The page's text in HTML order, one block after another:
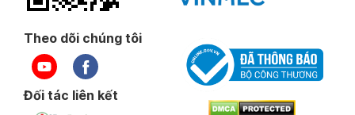
Theo dõi chúng tôi
Đối tác liên kết